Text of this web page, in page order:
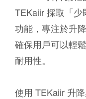
TEKaiir 採取「
功能，專注於升
確保用戶可以輕
耐用性。
使用 TEKaiir 升